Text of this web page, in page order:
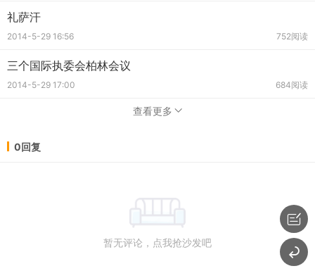
礼萨汗
2014-5-29 16:56 752阅读
三个国际执委会柏林会议
2014-5-29 17:00 684阅读
查看更多
0回复
暂无评论，点我抢沙发吧